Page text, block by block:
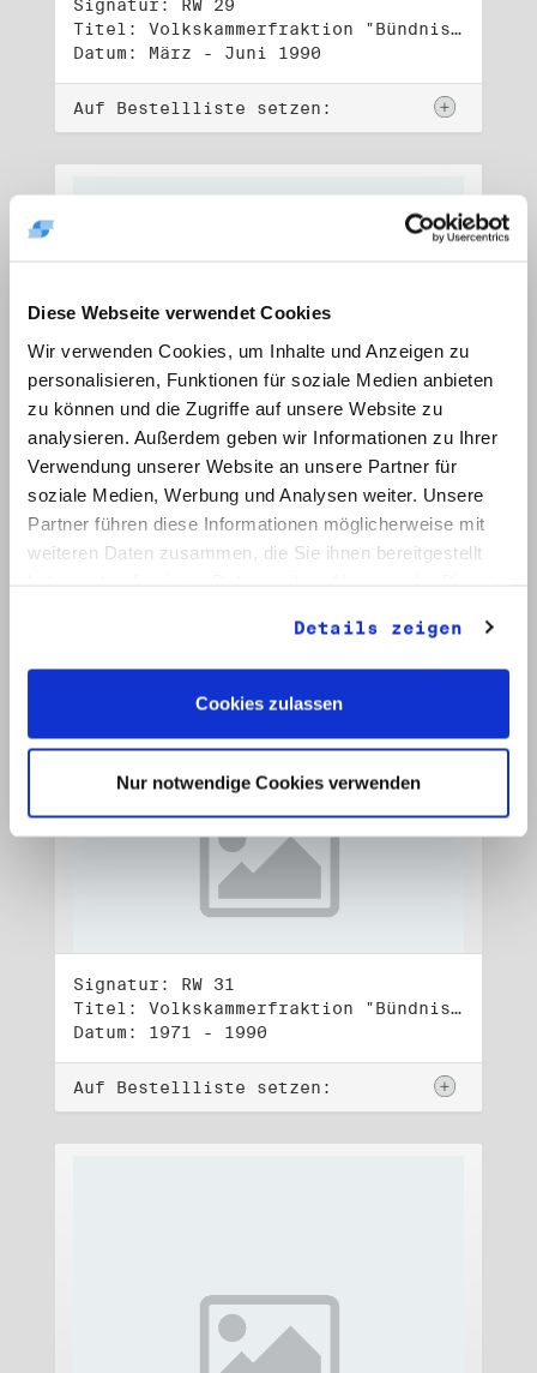
Diese Webseite verwendet Cookies
Wir verwenden Cookies, um Inhalte und Anzeigen zu
personalisieren, Funktionen für soziale Medien anbieten
zu können und die Zugriffe auf unsere Website zu
analysieren. Außerdem geben wir Informationen zu Ihrer
Verwendung unserer Website an unsere Partner für
soziale Medien, Werbung und Analysen weiter. Unsere
Partner führen diese Informationen möglicherweise mit
weiteren Daten zusammen, die Sie ihnen bereitgestellt
Details zeigen
Cookies zulassen
Nur notwendige Cookies verwenden
Signatur: RW 29
Titel: Volkskammerfraktion "Bündnis 90/Grüne" (1)
Datum: März - Juni 1990
Auf Bestellliste setzen:
Signatur: RW 30
Titel: Volkskammerfraktion "Bündnis 90/Grüne" (2)
Datum: Juli - Okt. 1990, o. D.
Signatur: RW 31
Titel: Volkskammerfraktion "Bündnis 90/Grüne" (3)
Datum: 1971 - 1990
Auf Bestellliste setzen: